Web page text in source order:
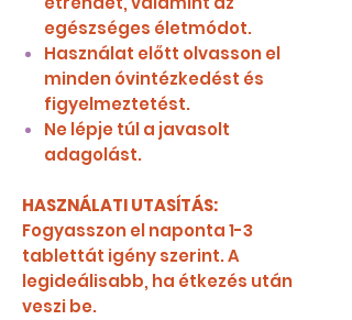
egészséges életmódot.
Használat előtt olvasson el
minden óvintézkedést és
figyelmeztetést.
Ne lépje túl a javasolt
adagolást.
HASZNÁLATI UTASÍTÁS:
Fogyasszon el naponta 1-3
tablettát igény szerint. A
legideálisabb, ha étkezés után
veszi be.